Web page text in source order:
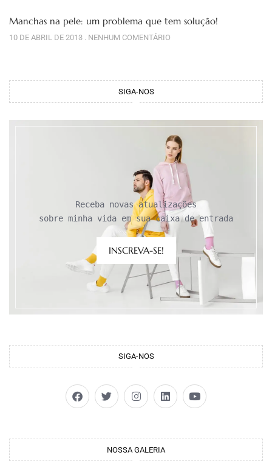
Manchas na pele: um problema que tem solução!
10 DE ABRIL DE 2013 NENHUM COMENTÁRIO
SIGA-NOS
Receba novas atualizações
sobre minha vida em sua caixa de entrada
INSCREVA-SE!
SIGA-NOS
NOSSA GALERIA